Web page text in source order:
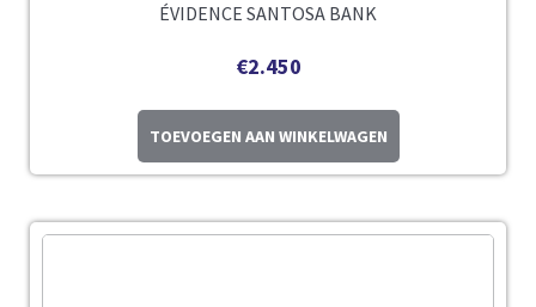
ÉVIDENCE SANTOSA BANK
€2.450
TOEVOEGEN AAN WINKELWAGEN